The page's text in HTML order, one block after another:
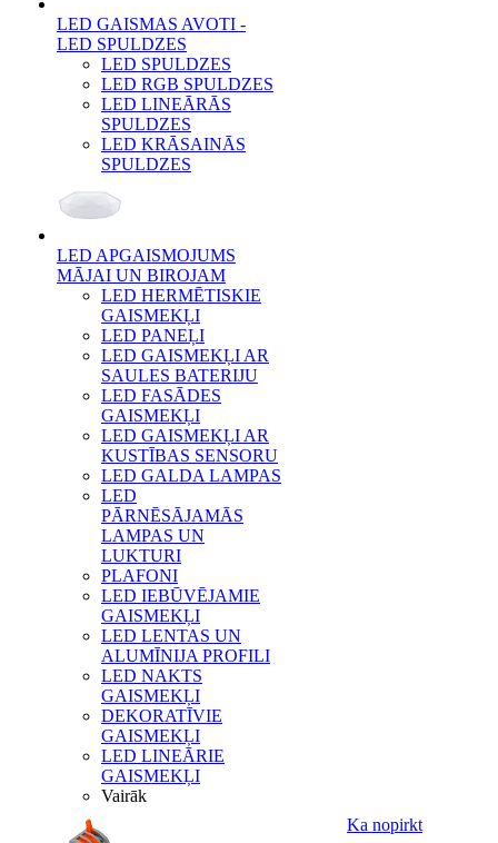
LED GAISMAS AVOTI -
LED SPULDZES
LED SPULDZES
LED RGB SPULDZES
LED LINEĀRĀS
SPULDZES
LED KRĀSAINĀS
SPULDZES
LED APGAISMOJUMS
MĀJAI UN BIROJAM
LED HERMĒTISKIE
GAISMEKĻI
LED PANEĻI
LED GAISMEKĻI AR
SAULES BATERIJU
LED FASĀDES
GAISMEKĻI
LED GAISMEKĻI AR
KUSTĪBAS SENSORU
LED GALDA LAMPAS
LED
PĀRNĒSĀJAMĀS
LAMPAS UN
LUKTURI
PLAFONI
LED IEBŪVĒJAMIE
GAISMEKĻI
LED LENTAS UN
ALUMĪNIJA PROFILI
LED NAKTS
GAISMEKĻI
DEKORATĪVIE
GAISMEKĻI
LED LINEĀRIE
GAISMEKĻI
Vairāk
Ka nopirkt